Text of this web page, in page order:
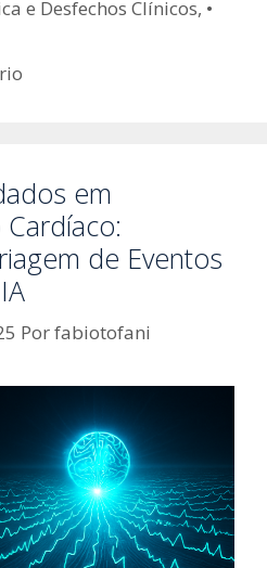
e Desfechos Clínicos, •
em
de Eventos
Porfabiotofani